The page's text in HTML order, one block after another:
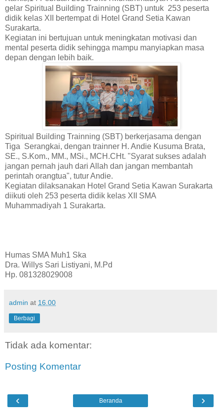
gelar Spiritual Building Trainning (SBT) untuk 253 peserta
didik kelas XII bertempat di Hotel Grand Setia Kawan
Surakarta.
Kegiatan ini bertujuan untuk meningkatan motivasi dan
mental peserta didik sehingga mampu manyiapkan masa
depan dengan lebih baik.
Spiritual Building Trainning (SBT) berkerjasama dengan
Tiga Serangkai, dengan trainner H. Andie Kusuma Brata,
SE., S.Kom., MM., MSi., MCH.CHt. "Syarat sukses adalah
jangan pernah jauh dari Allah dan jangan membantah
perintah orangtua", tutur Andie.
Kegiatan dilaksanakan Hotel Grand Setia Kawan Surakarta
diikuti oleh 253 peserta didik kelas XII SMA
Muhammadiyah 1 Surakarta.
Humas SMA Muh1 Ska
Dra. Willys Sari Listiyani, M.Pd
Hp. 081328029008
admin at 16.00
Berbagi
Tidak ada komentar:
Posting Komentar
‹ ›
Beranda